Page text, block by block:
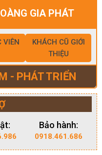
GIA PHÁT
VIÊN
KHÁCH CŨ GIỚI
THIỆU
- PHÁT TRIỂN
Bảo hành:
0918.461.686